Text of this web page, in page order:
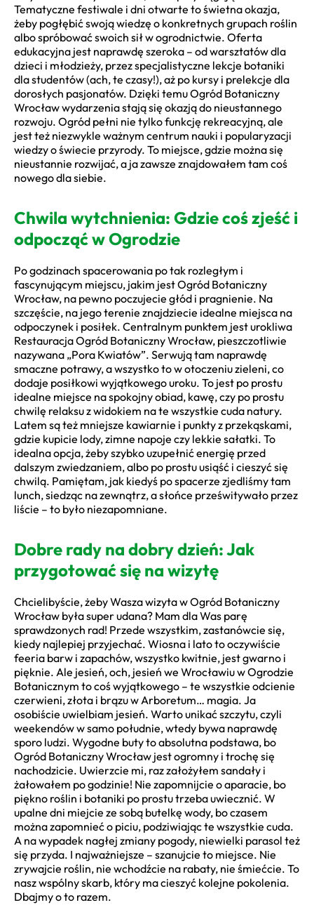
Tematyczne festiwale i dni otwarte to świetna okazja,
żeby pogłębić swoją wiedzę o konkretnych grupach roślin
albo spróbować swoich sił w ogrodnictwie. Oferta
edukacyjna jest naprawdę szeroka – od warsztatów dla
dzieci i młodzieży, przez specjalistyczne lekcje botaniki
dla studentów (ach, te czasy!), aż po kursy i prelekcje dla
dorosłych pasjonatów. Dzięki temu Ogród Botaniczny
Wrocław wydarzenia stają się okazją do nieustannego
rozwoju. Ogród pełni nie tylko funkcję rekreacyjną, ale
jest też niezwykle ważnym centrum nauki i popularyzacji
wiedzy o świecie przyrody. To miejsce, gdzie można się
nieustannie rozwijać, a ja zawsze znajdowałem tam coś
nowego dla siebie.
Chwila wytchnienia: Gdzie coś zjeść i
odpocząć w Ogrodzie
Po godzinach spacerowania po tak rozległym i
fascynującym miejscu, jakim jest Ogród Botaniczny
Wrocław, na pewno poczujecie głód i pragnienie. Na
szczęście, na jego terenie znajdziecie idealne miejsca na
odpoczynek i posiłek. Centralnym punktem jest urokliwa
Restauracja Ogród Botaniczny Wrocław, pieszczotliwie
nazywana „Pora Kwiatów”. Serwują tam naprawdę
smaczne potrawy, a wszystko to w otoczeniu zieleni, co
dodaje posiłkowi wyjątkowego uroku. To jest po prostu
idealne miejsce na spokojny obiad, kawę, czy po prostu
chwilę relaksu z widokiem na te wszystkie cuda natury.
Latem są też mniejsze kawiarnie i punkty z przekąskami,
gdzie kupicie lody, zimne napoje czy lekkie sałatki. To
idealna opcja, żeby szybko uzupełnić energię przed
dalszym zwiedzaniem, albo po prostu usiąść i cieszyć się
chwilą. Pamiętam, jak kiedyś po spacerze zjedliśmy tam
lunch, siedząc na zewnątrz, a słońce prześwitywało przez
liście – to było niezapomniane.
Dobre rady na dobry dzień: Jak
przygotować się na wizytę
Chcielibyście, żeby Wasza wizyta w Ogród Botaniczny
Wrocław była super udana? Mam dla Was parę
sprawdzonych rad! Przede wszystkim, zastanówcie się,
kiedy najlepiej przyjechać. Wiosna i lato to oczywiście
feeria barw i zapachów, wszystko kwitnie, jest gwarno i
pięknie. Ale jesień, och, jesień we Wrocławiu w Ogrodzie
Botanicznym to coś wyjątkowego – te wszystkie odcienie
czerwieni, złota i brązu w Arboretum… magia. Ja
osobiście uwielbiam jesień. Warto unikać szczytu, czyli
weekendów w samo południe, wtedy bywa naprawdę
sporo ludzi. Wygodne buty to absolutna podstawa, bo
Ogród Botaniczny Wrocław jest ogromny i trochę się
nachodzicie. Uwierzcie mi, raz założyłem sandały i
żałowałem po godzinie! Nie zapomnijcie o aparacie, bo
piękno roślin i botaniki po prostu trzeba uwiecznić. W
upalne dni miejcie ze sobą butelkę wody, bo czasem
można zapomnieć o piciu, podziwiając te wszystkie cuda.
A na wypadek nagłej zmiany pogody, niewielki parasol też
się przyda. I najważniejsze – szanujcie to miejsce. Nie
zrywajcie roślin, nie wchodźcie na rabaty, nie śmiećcie. To
nasz wspólny skarb, który ma cieszyć kolejne pokolenia.
Dbajmy o to razem.